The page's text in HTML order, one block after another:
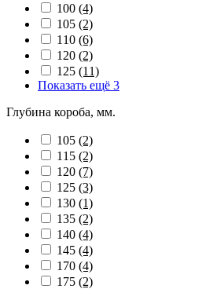
100 (4)
105 (2)
110 (6)
120 (2)
125 (11)
Показать ещё 3
Глубина короба, мм.
105 (2)
115 (2)
120 (7)
125 (3)
130 (1)
135 (2)
140 (4)
145 (4)
170 (4)
175 (2)